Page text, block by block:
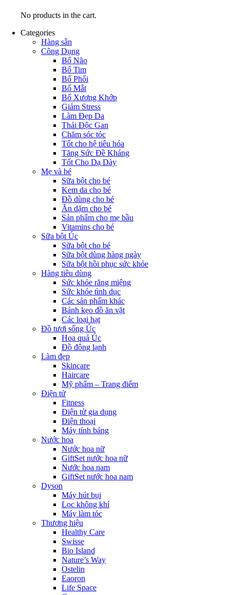
No products in the cart.
Categories
Hàng sẵn
Công Dụng
Bổ Não
Bổ Tim
Bổ Phổi
Bổ Mắt
Bổ Xương Khớp
Giảm Stress
Làm Đẹp Da
Thải Độc Gan
Chăm sóc tóc
Tốt cho hệ tiêu hóa
Tăng Sức Đề Kháng
Tốt Cho Dạ Dày
Mẹ và bé
Sữa bột cho bé
Kem da cho bé
Đồ dùng cho bé
Ăn dặm cho bé
Sản phẩm cho mẹ bầu
Vitamins cho bé
Sữa bột Úc
Sữa bột cho bé
Sữa bột dùng hàng ngày
Sữa bột hồi phục sức khỏe
Hàng tiêu dùng
Sức khỏe răng miệng
Sức khỏe tình dục
Các sản phẩm khác
Bánh kẹo đồ ăn vặt
Các loại hạt
Đồ tươi sống Úc
Hoa quả Úc
Đồ đông lạnh
Làm đẹp
Skincare
Haircare
Mỹ phẩm – Trang điểm
Điện tử
Fitness
Điện tử gia dụng
Điện thoại
Máy tính bảng
Nước hoa
Nước hoa nữ
GiftSet nước hoa nữ
Nước hoa nam
GiftSet nước hoa nam
Dyson
Máy hút bụi
Lọc không khí
Máy làm tóc
Thương hiệu
Healthy Care
Swisse
Bio Island
Nature’s Way
Ostelin
Eaoron
Life Space